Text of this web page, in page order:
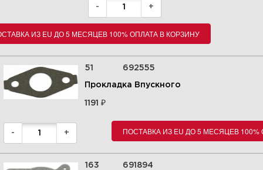
5 Карбюратор, прокладки
Увеличить
- +
ИЗ EU ДО 5 МЕСЯЦЕВ 100% ОПЛАТА В КОРЗИНУ
51 692555
Прокладка Впускного
1191₽
- + ПОСТАВКА ИЗ EU ДО 5 МЕСЯЦЕВ
163 691894